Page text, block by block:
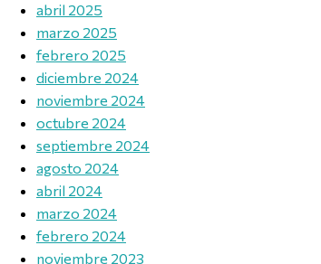
abril 2025
marzo 2025
febrero 2025
diciembre 2024
noviembre 2024
octubre 2024
septiembre 2024
agosto 2024
abril 2024
marzo 2024
febrero 2024
noviembre 2023